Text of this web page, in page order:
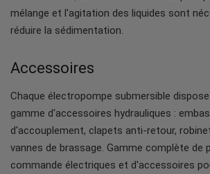
mélange et l'agitation des liquides sont
réduire la sédimentation.
Accessoires
Chaque électropompe submersible
gamme d'accessoires hydrauliques :
d'accouplement, clapets anti-retour,
vannes de brassage. Gamme complète de
commande électriques et d'accessoires